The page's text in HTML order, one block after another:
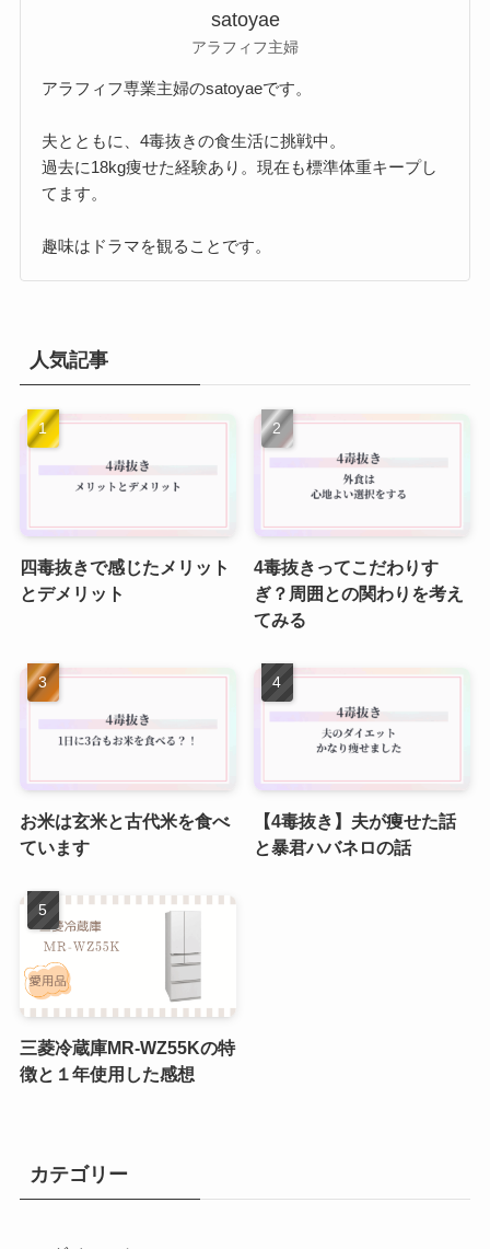
satoyae
アラフィフ主婦
アラフィフ専業主婦のsatoyaeです。
夫とともに、4毒抜きの食生活に挑戦中。
過去に18kg痩せた経験あり。現在も標準体重キープし
てます。
趣味はドラマを観ることです。
人気記事
四毒抜きで感じたメリット
とデメリット
4毒抜きってこだわりす
ぎ？周囲との関わりを考え
てみる
お米は玄米と古代米を食べ
ています
【4毒抜き】夫が痩せた話
と暴君ハバネロの話
三菱冷蔵庫MR-WZ55Kの特
徴と１年使用した感想
カテゴリー